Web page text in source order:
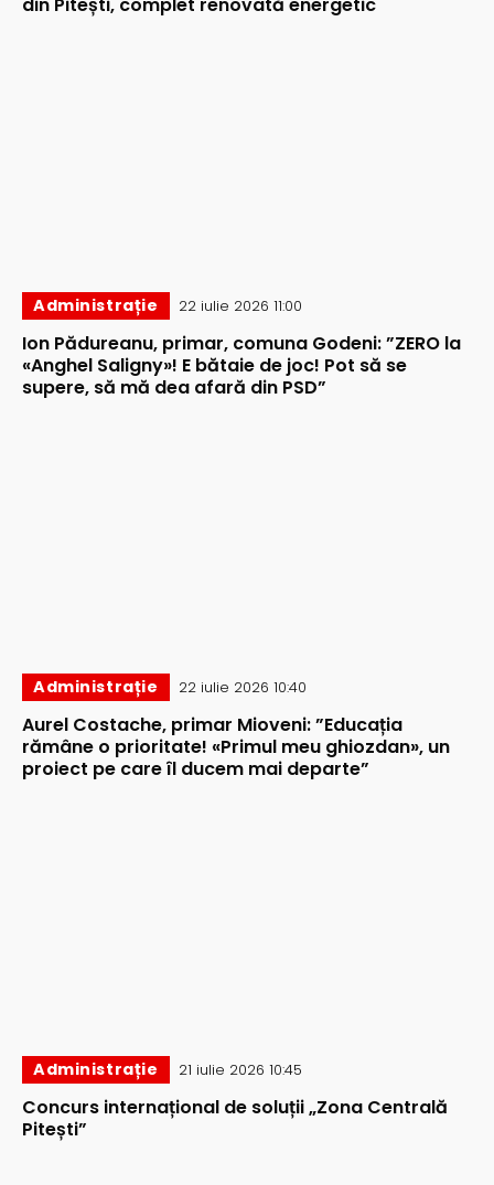
din Pitești, complet renovată energetic
Administrație 22 iulie 2026 11:00
Ion Pădureanu, primar, comuna Godeni: ”ZERO la
«Anghel Saligny»! E bătaie de joc! Pot să se
supere, să mă dea afară din PSD”
Administrație 22 iulie 2026 10:40
Aurel Costache, primar Mioveni: ”Educația
rămâne o prioritate! «Primul meu ghiozdan», un
proiect pe care îl ducem mai departe”
Administrație 21 iulie 2026 10:45
Concurs internațional de soluții „Zona Centrală
Pitești”